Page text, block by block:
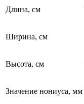
Длина, см
Ширина, см
Высота, см
Значение нониуса, мм